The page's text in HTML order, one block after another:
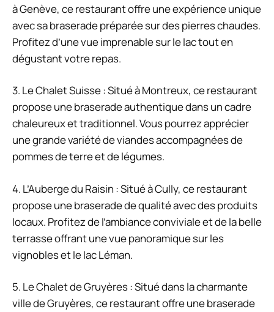
à Genève, ce restaurant offre une expérience unique
avec sa braserade préparée sur des pierres chaudes.
Profitez d’une vue imprenable sur le lac tout en
dégustant votre repas.
3. Le Chalet Suisse : Situé à Montreux, ce restaurant
propose une braserade authentique dans un cadre
chaleureux et traditionnel. Vous pourrez apprécier
une grande variété de viandes accompagnées de
pommes de terre et de légumes.
4. L’Auberge du Raisin : Situé à Cully, ce restaurant
propose une braserade de qualité avec des produits
locaux. Profitez de l’ambiance conviviale et de la belle
terrasse offrant une vue panoramique sur les
vignobles et le lac Léman.
5. Le Chalet de Gruyères : Situé dans la charmante
ville de Gruyères, ce restaurant offre une braserade